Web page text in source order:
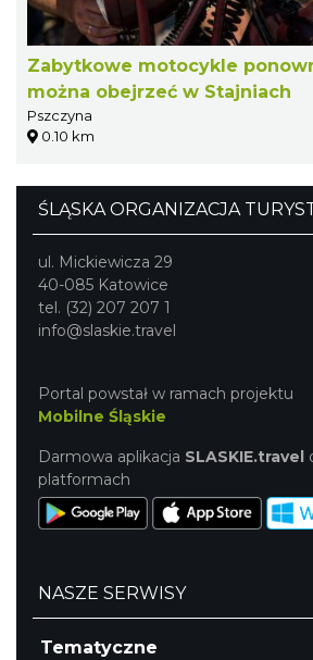
Zabytkowe motocykle
można obejrzeć w Stajniach
Pszczyna
0.10 km
ŚLĄSKA ORGANIZACJA
ul. Mickiewicza 29
40-085 Katowice
tel. (32) 207 207 1
info@slaskie.travel
Portal powstał w ramach projektu
Mobilne Śląskie
Darmowa aplikacja SLASKIE.travel
platformach
NASZE SERWISY
Tematyczne